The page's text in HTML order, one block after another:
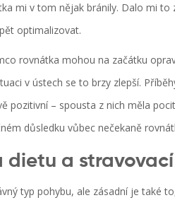
mi v tom nějak bránily. Dalo mi
optimalizovat.
rovnátka mohou na začátku
v ústech se to brzy zlepší.
pozitivní – spousta z nich měla
důsledku vůbec nečekaně
dietu a
typ pohybu, ale zásadní je také